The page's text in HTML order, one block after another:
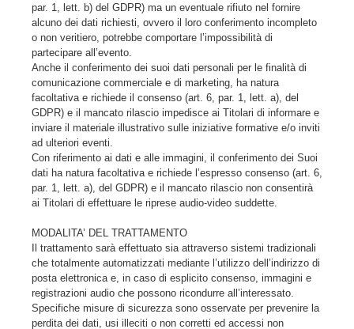
par. 1, lett. b) del GDPR) ma un eventuale rifiuto nel fornire
alcuno dei dati richiesti, ovvero il loro conferimento incompleto
o non veritiero, potrebbe comportare l’impossibilità di
partecipare all’evento.
Anche il conferimento dei suoi dati personali per le finalità di
comunicazione commerciale e di marketing, ha natura
facoltativa e richiede il consenso (art. 6, par. 1, lett. a), del
GDPR) e il mancato rilascio impedisce ai Titolari di informare e
inviare il materiale illustrativo sulle iniziative formative e/o inviti
ad ulteriori eventi.
Con riferimento ai dati e alle immagini, il conferimento dei Suoi
dati ha natura facoltativa e richiede l’espresso consenso (art. 6,
par. 1, lett. a), del GDPR) e il mancato rilascio non consentirà
ai Titolari di effettuare le riprese audio-video suddette.
MODALITA’ DEL TRATTAMENTO
Il trattamento sarà effettuato sia attraverso sistemi tradizionali
che totalmente automatizzati mediante l’utilizzo dell’indirizzo di
posta elettronica e, in caso di esplicito consenso, immagini e
registrazioni audio che possono ricondurre all’interessato.
Specifiche misure di sicurezza sono osservate per prevenire la
perdita dei dati, usi illeciti o non corretti ed accessi non